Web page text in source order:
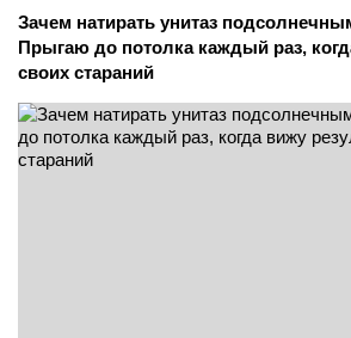
Зачем натирать унитаз
Прыгаю до потолка каждый раз,
своих стараний